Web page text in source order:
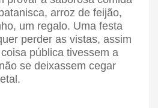
arroz de feijão,
um regalo. Uma festa
perder as vistas, assim
pública tivessem a
se deixassem cegar